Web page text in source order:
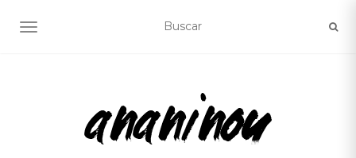
ALTERNAR NAVEGACIÓN